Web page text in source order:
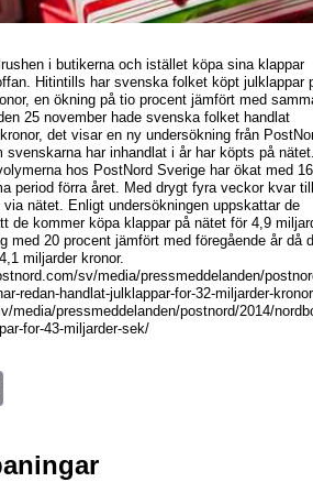
i butikerna och istället köpa sina klappar
Hitintills har svenska folket köpt julklappar
en ökning på tio procent jämfört med
25 november hade svenska folket handlat
det visar en ny undersökning från
svenskarna har inhandlat i år har köpts på
hos PostNord Sverige har ökat med 16
period förra året. Med drygt fyra veckor kvar
via nätet. Enligt undersökningen uppskattar de
de kommer köpa klappar på nätet för 4,9
med 20 procent jämfört med föregående år då
miljarder kronor.
sv/media/pressmeddelanden/
redan-handlat-julklappar-for-32-miljarder-
media/pressmeddelanden/postnord/2014/
for-43-miljarder-sek/